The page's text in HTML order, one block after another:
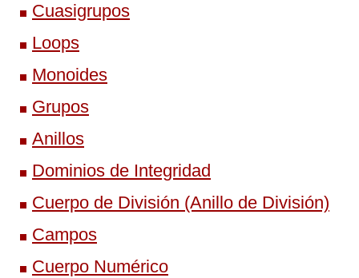
Cuasigrupos
Loops
Monoides
Grupos
Anillos
Dominios de Integridad
Cuerpo de División (Anillo de División)
Campos
Cuerpo Numérico